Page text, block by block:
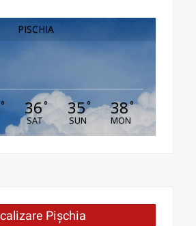
PISCHIA
° 36°
SAT
35°
SUN
38°
MON
Pișchia